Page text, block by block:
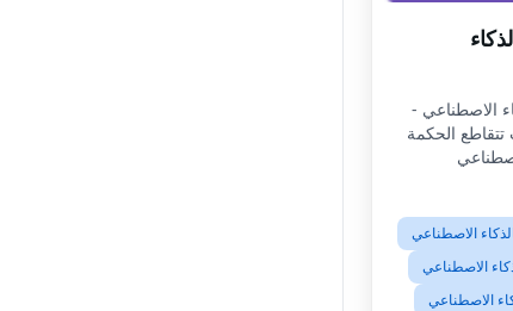
الاصطناعي -
الحكمة
الاصطناعي
الاصطناعي
الاصطناعي